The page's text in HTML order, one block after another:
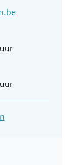
uur
uur
Dienst